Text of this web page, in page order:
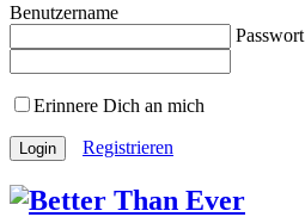
Benutzername
Passwort
Erinnere Dich an mich
Registrieren